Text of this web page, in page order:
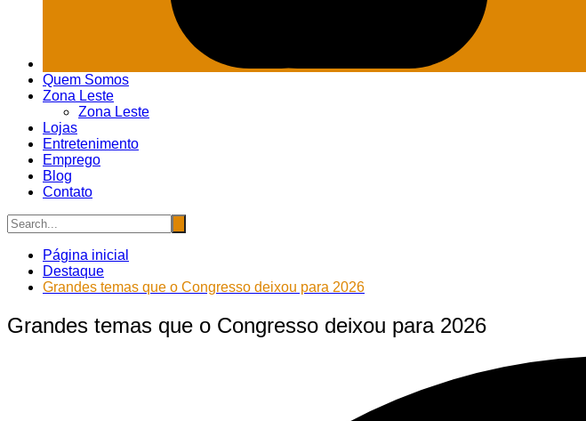
Quem Somos
Zona Leste
Zona Leste
Lojas
Entretenimento
Emprego
Blog
Contato
Página inicial
Destaque
Grandes temas que o Congresso deixou para 2026
Grandes temas que o Congresso deixou para 2026